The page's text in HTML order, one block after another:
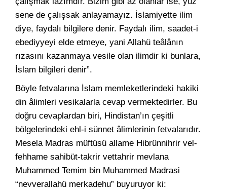
sene de çalışsak anlayamayız. İslamiyette ilim
diye, faydalı bilgilere denir. Faydalı ilim, saadet-i
ebediyyeyi elde etmeye, yani Allahü teâlânın
rızasını kazanmaya vesile olan ilimdir ki bunlara,
İslam bilgileri denir”.
Böyle fetvalarına İslam memleketlerindeki hakiki
din âlimleri vesikalarla cevap vermektedirler. Bu
doğru cevaplardan biri, Hindistan’ın çeşitli
bölgelerindeki ehl-i sünnet âlimlerinin fetvalarıdır.
Mesela Madras müftüsü allame Hibrünnihrir vel-
fehhame sahibüt-takrir vettahrir mevlana
Muhammed Temim bin Muhammed Madrasi
“nevverallahü merkadehu” buyuruyor ki: